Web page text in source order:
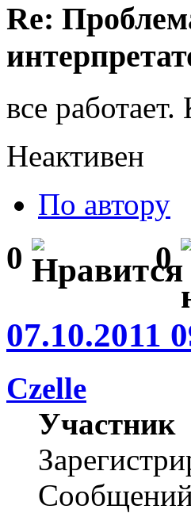
Re:
все
Неактивен
По автору
0 0
07.10.2011
Czelle
Участник